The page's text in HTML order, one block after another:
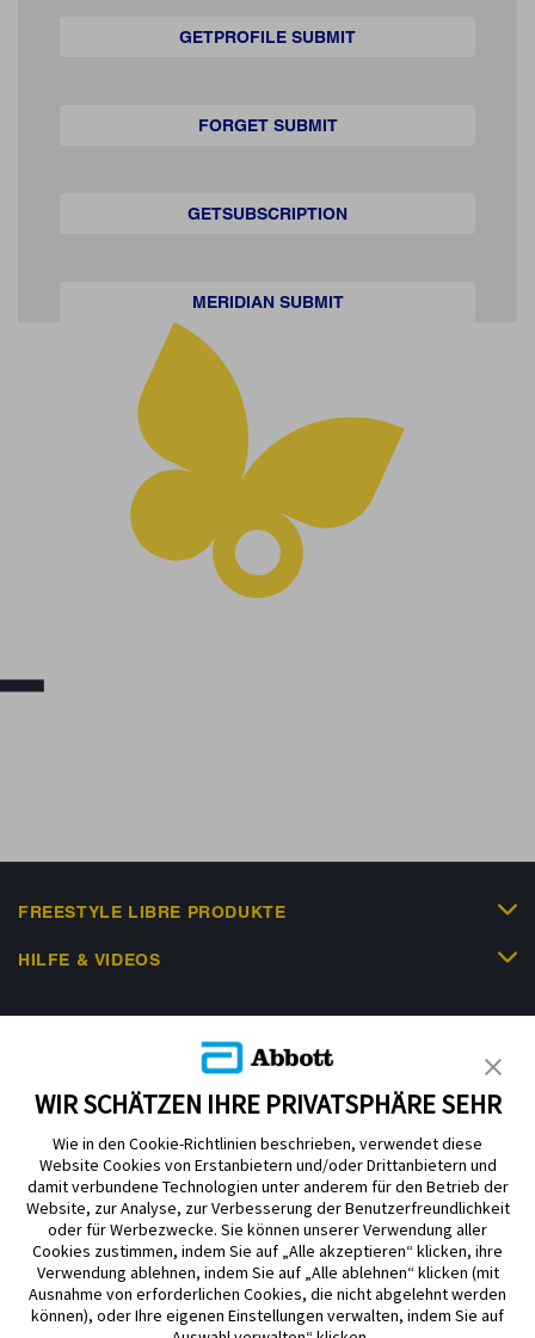
GETPROFILE SUBMIT
FORGET SUBMIT
GETSUBSCRIPTION
MERIDIAN SUBMIT
FREESTYLE LIBRE PRODUKTE
HILFE & VIDEOS
Impressum Nutzungsbedingungen
Datenschutzerklärung
Cookie Richtlinie
Barrierefreiheitserklärung
Mitteilung zur Datenverordnung
Cookie-Präferenzen
WIR SCHÄTZEN IHRE PRIVATSPHÄRE SEHR
Wie in den Cookie-Richtlinien beschrieben, verwendet diese
Website Cookies von Erstanbietern und/oder Drittanbietern und
damit verbundene Technologien unter anderem für den Betrieb der
Website, zur Analyse, zur Verbesserung der Benutzerfreundlichkeit
oder für Werbezwecke. Sie können unserer Verwendung aller
Cookies zustimmen, indem Sie auf „Alle akzeptieren“ klicken, ihre
Verwendung ablehnen, indem Sie auf „Alle ablehnen“ klicken (mit
Ausnahme von erforderlichen Cookies, die nicht abgelehnt werden
können), oder Ihre eigenen Einstellungen verwalten, indem Sie auf